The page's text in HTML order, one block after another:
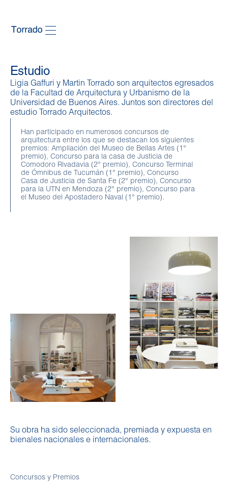
Estudio
Ligia Gaffuri y Martin Torrado son arquitectos egresados
de la Facultad de Arquitectura y Urbanismo de la
Universidad de Buenos Aires. Juntos son directores del
estudio Torrado Arquitectos.
Han participado en numerosos concursos de
arquitectura entre los que se destacan los siguientes
premios: Ampliación del Museo de Bellas Artes (1°
premio), Concurso para la casa de Justicia de
Comodoro Rivadavia (2° premio), Concurso Terminal
de Ómnibus de Tucumán (1° premio), Concurso
Casa de Justicia de Santa Fe (2° premio), Concurso
para la UTN en Mendoza (2° premio), Concurso para
el Museo del Apostadero Naval (1° premio).
Su obra ha sido seleccionada, premiada y expuesta en
bienales nacionales e internacionales.
Concursos y Premios